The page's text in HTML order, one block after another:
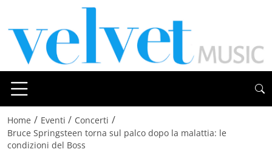
Home / Eventi / Concerti /
Bruce Springsteen torna sul palco dopo la malattia: le
condizioni del Boss